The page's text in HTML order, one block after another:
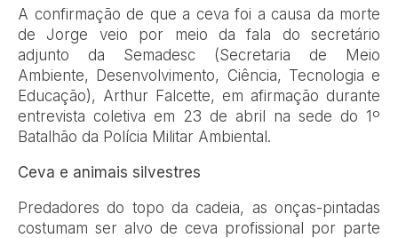
A confirmação de que a ceva foi a causa da morte
de Jorge veio por meio da fala do secretário
adjunto da Semadesc (Secretaria de Meio
Ambiente, Desenvolvimento, Ciência, Tecnologia e
Educação), Arthur Falcette, em afirmação durante
entrevista coletiva em 23 de abril na sede do 1º
Batalhão da Polícia Militar Ambiental.
Ceva e animais silvestres
Predadores do topo da cadeia, as onças-pintadas
costumam ser alvo de ceva profissional por parte